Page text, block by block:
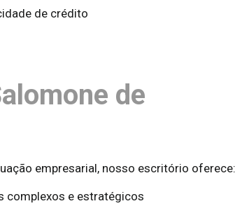
de crédito
de
empresarial, nosso escritório oferece:
complexos e estratégicos